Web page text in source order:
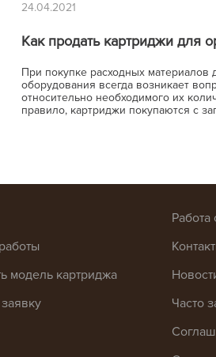
24.04.2021
Как продать картриджи для
При покупке расходных материалов
оборудования всегда возникает
относительно необходимого их
правило, картриджи покупаются с
модель картриджа
Работа
Часто